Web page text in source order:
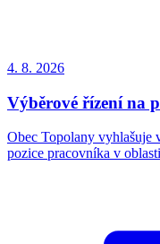
4. 8. 2026
Výběrové řízení na
Obec Topolany vyhlašuje
pozice pracovníka v